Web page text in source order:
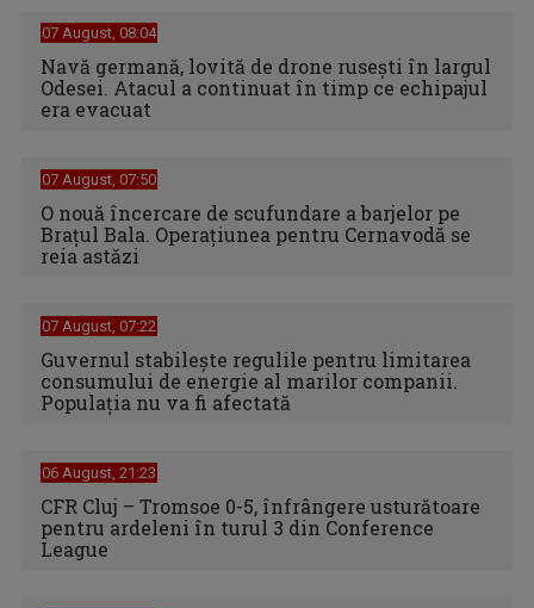
07 August, 08:04
Navă germană, lovită de drone rusești în largul
Odesei. Atacul a continuat în timp ce echipajul
era evacuat
07 August, 07:50
O nouă încercare de scufundare a barjelor pe
Brațul Bala. Operațiunea pentru Cernavodă se
reia astăzi
07 August, 07:22
Guvernul stabilește regulile pentru limitarea
consumului de energie al marilor companii.
Populația nu va fi afectată
06 August, 21:23
CFR Cluj – Tromsoe 0-5, înfrângere usturătoare
pentru ardeleni în turul 3 din Conference
League